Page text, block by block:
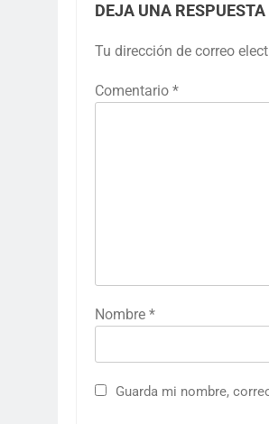
DEJA UNA RESPUESTA
Tu dirección de correo
Comentario *
Nombre *
Guarda mi nombre,